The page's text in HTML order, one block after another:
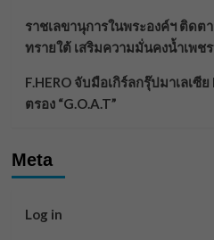
ราชเลขานุการในพระองค์ฯ ติดต
ทรายใต้ เสริมความมั่นคงน้ำเพช
F.HERO จับมือเกิร์ลกรุ๊ปมาเลเซี
ตรอง “G.O.A.T”
Meta
Log in